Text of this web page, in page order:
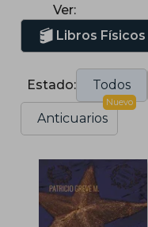
Ver:
Libros Físicos
Estado: Todos
Anticuarios
Nuevo